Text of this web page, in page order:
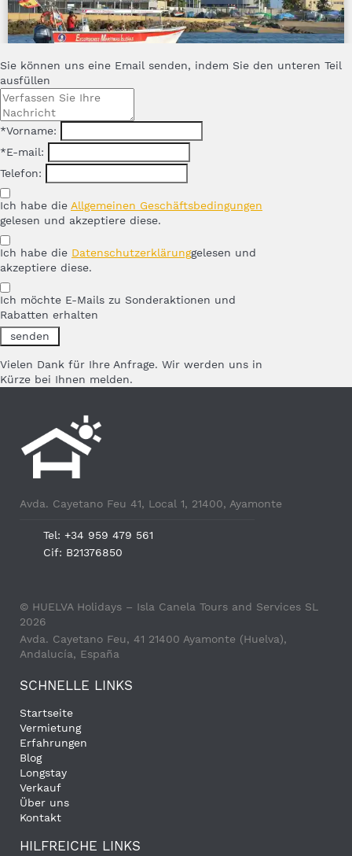
Sie können uns eine Email senden, indem Sie den unteren Teil
ausfüllen
*Vorname:
*E-mail:
Telefon:
Ich habe die Allgemeinen Geschäftsbedingungen
gelesen und akzeptiere diese.
Ich habe die Datenschutzerklärunggelesen und
akzeptiere diese.
Ich möchte E-Mails zu Sonderaktionen und
Rabatten erhalten
Vielen Dank für Ihre Anfrage. Wir werden uns in
Kürze bei Ihnen melden.
Avda. Cayetano Feu 41, Local 1, 21400, Ayamonte
Tel: +34 959 479 561
Cif: B21376850
© HUELVA Holidays – Isla Canela Tours and Services SL
2026
Avda. Cayetano Feu, 41 21400 Ayamonte (Huelva),
Andalucía, España
SCHNELLE LINKS
Startseite
Vermietung
Erfahrungen
Blog
Longstay
Verkauf
Über uns
Kontakt
HILFREICHE LINKS